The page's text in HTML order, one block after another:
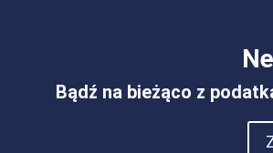
Bądź na bieżąco z